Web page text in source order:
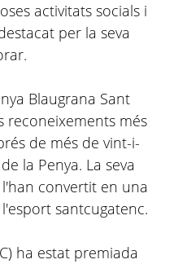
activitats socials i
per la seva
Blaugrana Sant
reconeixements més
de més de vint-i-
la Penya. La seva
convertit en una
santcugatenc.
ha estat premiada